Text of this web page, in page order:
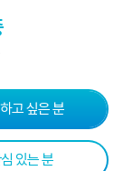
고 싶은 분
있는 분